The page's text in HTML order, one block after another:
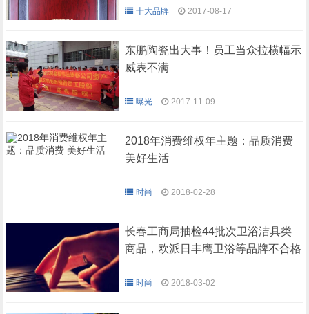
十大品牌 2017-08-17
东鹏陶瓷出大事！员工当众拉横幅示
威表不满
曝光 2017-11-09
2018年消费维权年主题：品质消费
美好生活
时尚 2018-02-28
长春工商局抽检44批次卫浴洁具类
商品，欧派日丰鹰卫浴等品牌不合格
时尚 2018-03-02